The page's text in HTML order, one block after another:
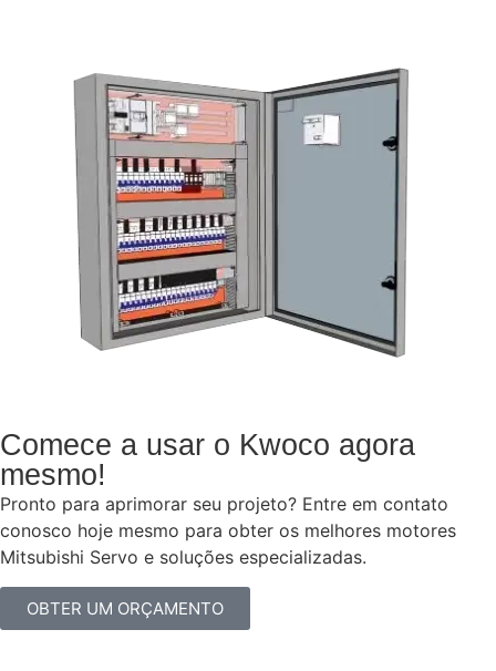
Comece a usar o Kwoco agora
mesmo!
Pronto para aprimorar seu projeto? Entre em contato
conosco hoje mesmo para obter os melhores motores
Mitsubishi Servo e soluções especializadas.
OBTER UM ORÇAMENTO